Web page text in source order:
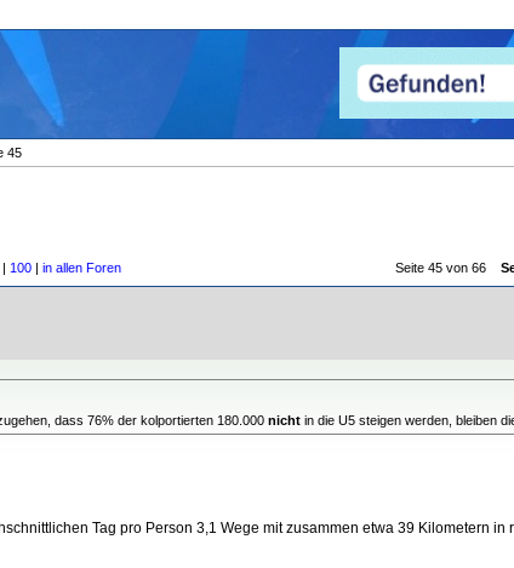
45
| 100 | in allen Foren Seite 45 von 66
dass 76% der kolportierten 180.000 nicht in die U5 steigen werden, bleiben
Tag pro Person 3,1 Wege mit zusammen etwa 39 Kilometern in